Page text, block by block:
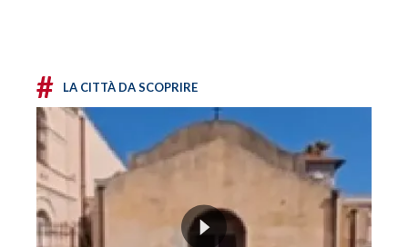
# LA CITTÀ DA SCOPRIRE